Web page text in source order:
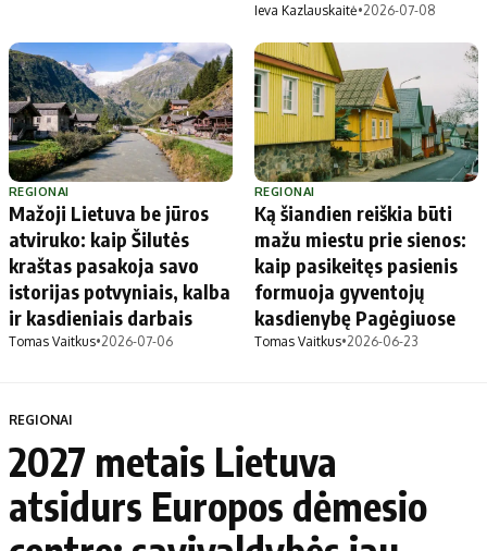
Ieva Kazlauskaitė•2026-07-08
REGIONAI
Mažoji Lietuva be jūros
atviruko: kaip Šilutės
kraštas pasakoja savo
istorijas potvyniais, kalba
ir kasdieniais darbais
Tomas Vaitkus•2026-07-06
REGIONAI
Ką šiandien reiškia būti
mažu miestu prie sienos:
kaip pasikeitęs pasienis
formuoja gyventojų
kasdienybę Pagėgiuose
Tomas Vaitkus•2026-06-23
REGIONAI
2027 metais Lietuva
atsidurs Europos dėmesio